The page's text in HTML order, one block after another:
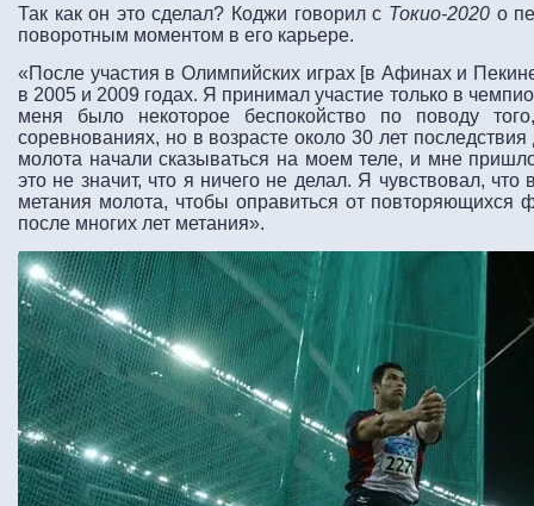
Так как он это сделал? Коджи говорил с Токио-2020о
поворотным моментом в его карьере.
«После участия в Олимпийских играх [в Афинах и
в 2005 и 2009 годах. Я принимал участие только в
меня было некоторое беспокойство по поводу
соревнованиях, но в возрасте около 30 лет
молота начали сказываться на моем теле, и мне
это не значит, что я ничего не делал. Я чувствовал,
метания молота, чтобы оправиться от повторяющихся
после многих лет метания».